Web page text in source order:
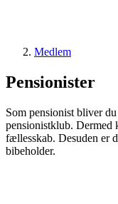
Medlem
Pensionister
Som pensionist bliver
pensionistklub. Dermed
fællesskab. Desuden er
bibeholder.